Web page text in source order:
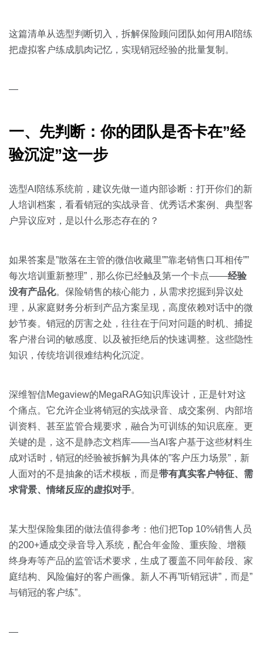
销售管理
培训辅导
这篇清单从选型判断切入，拆解保险顾问团队如何用AI陪练
把虚拟客户练成肌肉记忆，实现销冠经验的批量复制。
—
一、先判断：你的团队是否卡在”经
验沉淀”这一步
选型AI陪练系统前，建议先做一道内部诊断：打开你们的新
人培训档案，看看销冠的实战录音、优秀话术案例、典型客
户异议应对，是以什么形态存在的？
如果答案是”散落在主管的微信收藏里””靠老销售口耳相传””
每次培训重新整理”，那么你已经触及第一个卡点——经验
没有产品化。保险销售的核心能力，从需求挖掘到异议处
理，从家庭财务分析到产品方案呈现，高度依赖对话中的微
妙节奏。销冠的厉害之处，往往在于问对问题的时机、捕捉
客户潜台词的敏感度、以及被拒绝后的快速调整。这些隐性
知识，传统培训很难结构化沉淀。
深维智信Megaview的MegaRAG知识库设计，正是针对这
个痛点。它允许企业将销冠的实战录音、成交案例、内部培
训资料、甚至监管合规要求，融合为可训练的知识底座。更
关键的是，这不是静态文档库——当AI客户基于这些材料生
成对话时，销冠的经验被拆解为具体的”客户压力场景”，新
人面对的不是抽象的话术模板，而是带有真实客户特征、需
求背景、情绪反应的虚拟对手。
某大型保险集团的做法值得参考：他们把Top 10%销售人员
的200+通成交录音导入系统，配合年金险、重疾险、增额
终身寿等产品的监管话术要求，生成了覆盖不同年龄段、家
庭结构、风险偏好的客户画像。新人不再”听销冠讲”，而是”
与销冠的客户练”。
—